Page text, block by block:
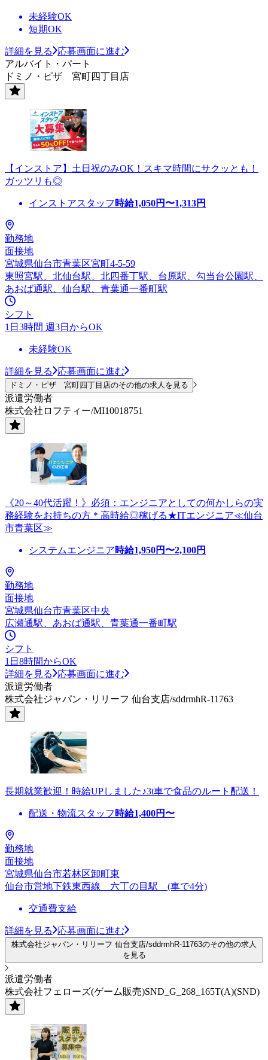
未経験OK
短期OK
詳細を見る
応募画面に進む
アルバイト・パート
ドミノ・ピザ 宮町四丁目店
【インストア】土日祝のみOK！スキマ時間にサクッとも！
ガッツリも◎
インストアスタッフ 時給1,050円〜1,313円
勤務地
面接地
宮城県仙台市青葉区宮町4-5-59
東照宮駅、北仙台駅、北四番丁駅、台原駅、勾当台公園駅、
あおば通駅、仙台駅、青葉通一番町駅
シフト
1日3時間 週3日からOK
未経験OK
詳細を見る 応募画面に進む
ドミノ・ピザ 宮町四丁目店のその他の求人を見る
派遣労働者
株式会社ロフティー/MI10018751
《20～40代活躍！》必須：エンジニアとしての何かしらの実
務経験をお持ちの方＊高時給◎稼げる★ITエンジニア≪仙台
市青葉区≫
システムエンジニア時給1,950円〜2,100円
勤務地
面接地
宮城県仙台市青葉区中央
広瀬通駅、あおば通駅、青葉通一番町駅
シフト
1日8時間からOK
詳細を見る
応募画面に進む
派遣労働者
株式会社ジャパン・リリーフ 仙台支店/sddrmhR-11763
長期就業歓迎！時給UPしました♪3t車で食品のルート配送！
配送・物流スタッフ 時給1,400円〜
勤務地
面接地
宮城県仙台市若林区卸町東
仙台市営地下鉄東西線 六丁の目駅 (車で4分)
交通費支給
詳細を見る 応募画面に進む
株式会社ジャパン・リリーフ 仙台支店/sddrmhR-11763のその他の求人
を見る
派遣労働者
株式会社フェローズ(ゲーム販売)SND_G_268_165T(A)(SND)